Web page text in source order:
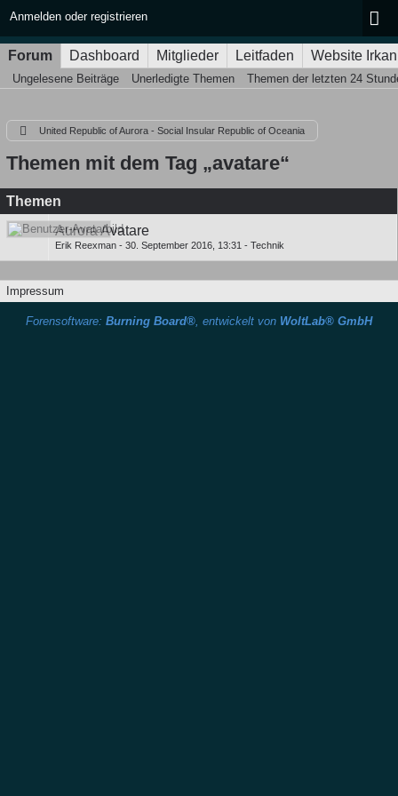
Anmelden oder registrieren
Forum Dashboard Mitglieder Leitfaden Website
Ungelesene Beiträge Unerledigte Themen Themen der letzten 24
United Republic of Aurora - Social Insular Republic of Oceania
Themen mit dem Tag „avatare“
Themen
Aurora Avatare
Erik Reexman - 30. September 2016, 13:31 - Technik
Impressum
Forensoftware: Burning Board®, entwickelt von WoltLab® GmbH